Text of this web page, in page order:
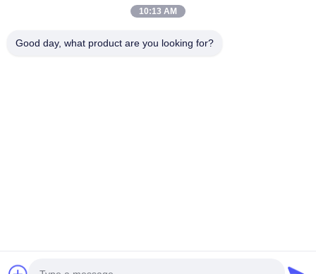
Édifice international Weiye, n° 75 rue Lingnan, ville de Dali,
10:13 AM
Good day, what product are you looking for?